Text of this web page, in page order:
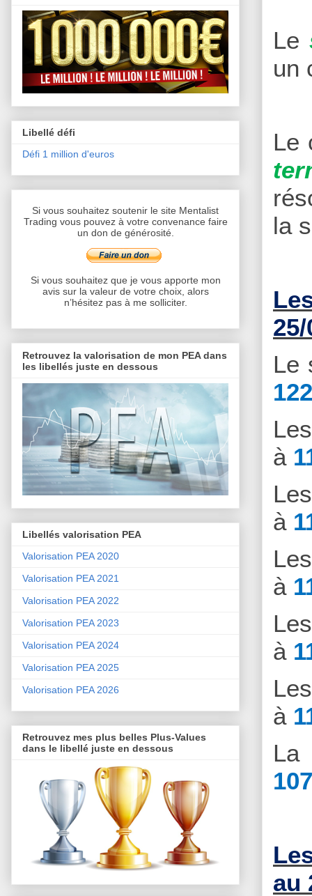
Le
un
Le
la
Le
à
à
à
à
à
La
au
Libellé défi
Défi 1 million d'euros
Si vous souhaitez soutenir le site Mentalist
Trading vous pouvez à votre convenance faire
un don de générosité.
Si vous souhaitez que je vous apporte mon
avis sur la valeur de votre choix, alors
n’hésitez pas à me solliciter.
Retrouvez la valorisation de mon PEA dans
les libellés juste en dessous
Libellés valorisation PEA
Valorisation PEA 2020
Valorisation PEA 2021
Valorisation PEA 2022
Valorisation PEA 2023
Valorisation PEA 2024
Valorisation PEA 2025
Valorisation PEA 2026
Retrouvez mes plus belles Plus-Values
dans le libellé juste en dessous